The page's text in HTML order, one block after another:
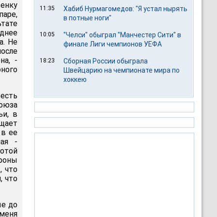
Не
-
в
ее
-
что
что
до
11:35
Хабиб Нурмагомедов: "Я устал нырять
в потные ноги"
10:05
"Челси" обыграл "Манчестер Сити" в
финале Лиги чемпионов УЕФА
18:23
Сборная России обыграла
Швейцарию на чемпионате мира по
хоккею